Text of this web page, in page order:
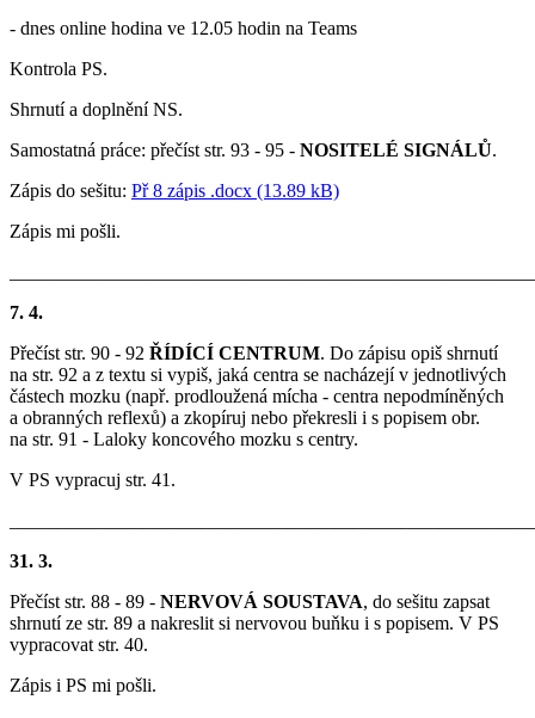
- dnes online hodina ve 12.05 hodin na Teams
Kontrola PS.
Shrnutí a doplnění NS.
Samostatná práce: přečíst str. 93 - 95 - NOSITELÉ SIGNÁLŮ.
Zápis do sešitu: Př 8 zápis .docx (13.89 kB)
Zápis mi pošli.
7. 4.
Přečíst str. 90 - 92 ŘÍDÍCÍ CENTRUM. Do zápisu opiš shrnutí
na str. 92 a z textu si vypiš, jaká centra se nacházejí v jednotlivých
částech mozku (např. prodloužená mícha - centra nepodmíněných
a obranných reflexů) a zkopíruj nebo překresli i s popisem obr.
na str. 91 - Laloky koncového mozku s centry.
V PS vypracuj str. 41.
31. 3.
Přečíst str. 88 - 89 - NERVOVÁ SOUSTAVA, do sešitu zapsat
shrnutí ze str. 89 a nakreslit si nervovou buňku i s popisem. V PS
vypracovat str. 40.
Zápis i PS mi pošli.